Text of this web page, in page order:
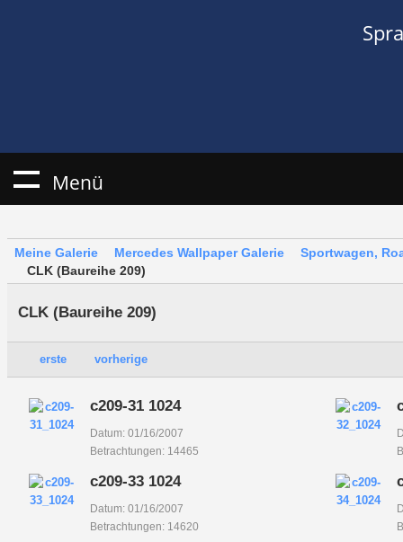
Menü
Meine Galerie Mercedes Wallpaper Galerie
Sportwagen,
CLK (Baureihe 209)
CLK (Baureihe 209)
erste vorherige
c209-31 1024
Datum: 01/16/2007
Betrachtungen: 14465
c209-33 1024
Datum: 01/16/2007
Betrachtungen: 14620